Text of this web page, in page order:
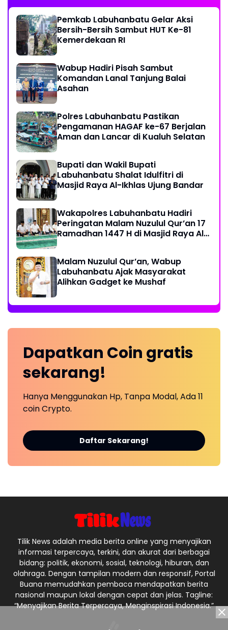
Pemkab Labuhanbatu Gelar Aksi
Bersih-Bersih Sambut HUT Ke-81
Kemerdekaan RI
Wabup Hadiri Pisah Sambut
Komandan Lanal Tanjung Balai
Asahan
Polres Labuhanbatu Pastikan
Pengamanan HAGAF ke-67 Berjalan
Aman dan Lancar di Kualuh Selatan
Bupati dan Wakil Bupati
Labuhanbatu Shalat Idulfitri di
Masjid Raya Al-Ikhlas Ujung Bandar
Wakapolres Labuhanbatu Hadiri
Peringatan Malam Nuzulul Qur’an 17
Ramadhan 1447 H di Masjid Raya Al-
Malam Nuzulul Qur’an, Wabup
Labuhanbatu Ajak Masyarakat
Alihkan Gadget ke Mushaf
Dapatkan Coin gratis
sekarang!
Hanya Menggunakan Hp, Tanpa Modal, Ada 11
coin Crypto.
Daftar Sekarang!
Tilik News adalah media berita online yang menyajikan
informasi terpercaya, terkini, dan akurat dari berbagai
bidang: politik, ekonomi, sosial, teknologi, hiburan, dan
olahraga. Dengan tampilan modern dan responsif, Portal
Buana memudahkan pembaca mendapatkan berita
nasional maupun lokal dengan cepat dan jelas. Tagline:
“Menyajikan Berita Terpercaya, Menginspirasi Indonesia.”